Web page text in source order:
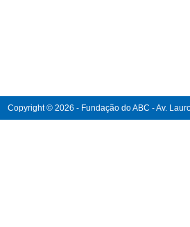
Copyright © 2026 - Fundação do ABC - Av.